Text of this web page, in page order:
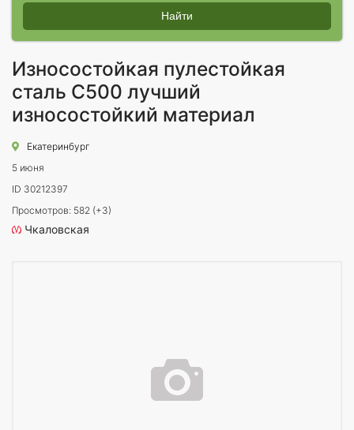
Найти
Износостойкая пулестойкая
сталь С500 лучший
износостойкий материал
Екатеринбург
5 июня
ID 30212397
Просмотров: 582 (+3)
Чкаловская